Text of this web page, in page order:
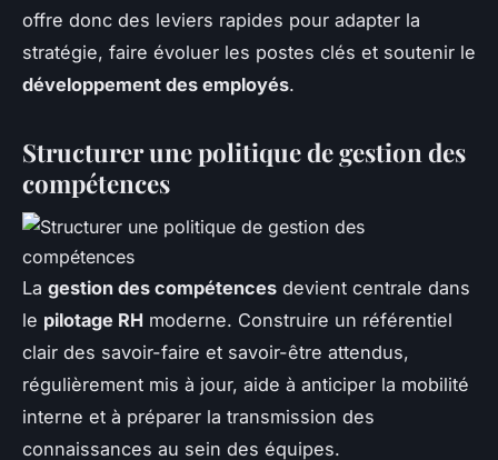
offre donc des leviers rapides pour adapter la
stratégie, faire évoluer les postes clés et soutenir le
développement des employés.
Structurer une politique de gestion des
compétences
La gestion des compétences devient centrale dans
le pilotage RH moderne. Construire un référentiel
clair des savoir-faire et savoir-être attendus,
régulièrement mis à jour, aide à anticiper la mobilité
interne et à préparer la transmission des
connaissances au sein des équipes.